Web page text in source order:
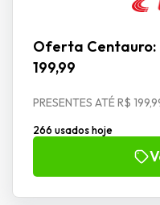
Oferta Centauro:
199,99
PRESENTES ATÉ R$
266 usados hoje